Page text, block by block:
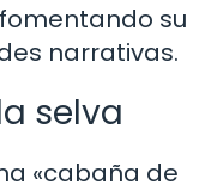
su
narrativas.
selva
«cabaña de